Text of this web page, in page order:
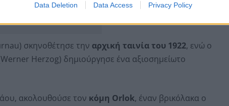
Data Deletion Data Access Privacy Policy
σκηνοθέτησε την αρχική ταινία του 1922, ενώ ο
Herzog) δημιούργησε ένα αξιοσημείωτο
ακολουθούσε τον κόμη Orlok, έναν βρικόλακα ο